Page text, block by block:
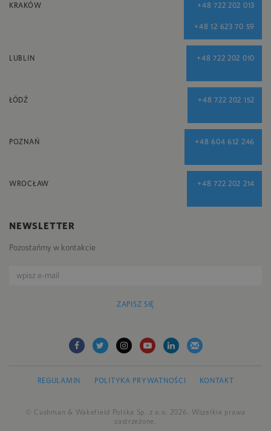
KRAKÓW +48 722 202 013
+48 12 623 70 59
LUBLIN +48 722 202 010
ŁÓDŹ +48 722 202 152
POZNAŃ +48 604 612 246
WROCŁAW +48 722 202 214
NEWSLETTER
Pozostańmy w kontakcie
ZAPISZ SIĘ
REGULAMIN POLITYKA PRYWATNOŚCI KONTAKT
© Cushman & Wakefield Polska Sp. z o.o. 2026. Wszelkie prawa
zastrzeżone.